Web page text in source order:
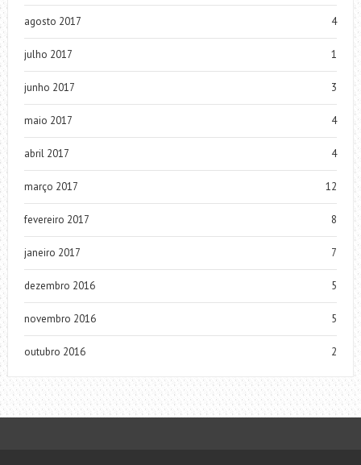
agosto 2017 4
julho 2017 1
junho 2017 3
maio 2017 4
abril 2017 4
março 2017 12
fevereiro 2017 8
janeiro 2017 7
dezembro 2016 5
novembro 2016 5
outubro 2016 2